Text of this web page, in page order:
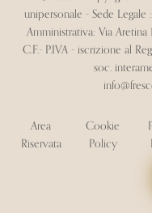
unipersonale - Sede Legale
Amministrativa: Via
C.F.- P.IVA - iscrizione al
soc.
Area
Riservata
Cookie
Policy